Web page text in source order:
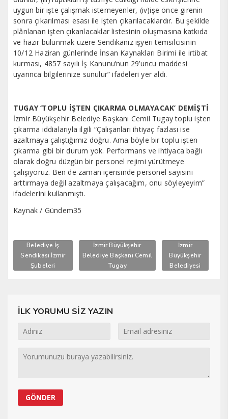
uygun bir işte çalışmak istemeyenler, (iv)işe önce girenin
sonra çıkarılması esası ile işten çıkarılacaklardır. Bu şekilde
plânlanan işten çıkarılacaklar listesinin oluşmasına katkıda
ve hazır bulunmak üzere Sendikanız işyeri temsilcisinin
10/12 Haziran günlerinde İnsan Kaynakları Birimi ile irtibat
kurması, 4857 sayılı İş Kanunu’nun 29’uncu maddesi
uyarınca bilgilerinize sunulur” ifadeleri yer aldı.
TUGAY ‘TOPLU İŞTEN ÇIKARMA OLMAYACAK’ DEMİŞTİ
İzmir Büyükşehir Belediye Başkanı Cemil Tugay toplu işten
çıkarma iddialarıyla ilgili “Çalışanları ihtiyaç fazlası ise
azaltmaya çalıştığımız doğru. Ama böyle bir toplu işten
çıkarma gibi bir durum yok. Performans ve ihtiyaca bağlı
olarak doğru düzgün bir personel rejimi yürütmeye
çalışıyoruz. Ben de zaman içerisinde personel sayısını
arttırmaya değil azaltmaya çalışacağım, onu söyleyeyim”
ifadelerini kullanmıştı.
Kaynak / Gündem35
Belediye İş
Sendikası İzmir
Şubeleri
İzmir Büyükşehir
Belediye Başkanı Cemil
Tugay
İzmir
Büyükşehir
Belediyesi
İLK YORUMU SİZ YAZIN